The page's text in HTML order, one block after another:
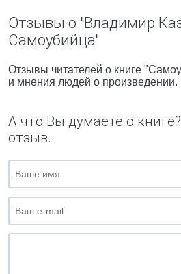
Отзывы о "Владимир
Самоубийца"
Отзывы читателей о книге
и мнения людей о произведении.
А что Вы думаете о
отзыв.